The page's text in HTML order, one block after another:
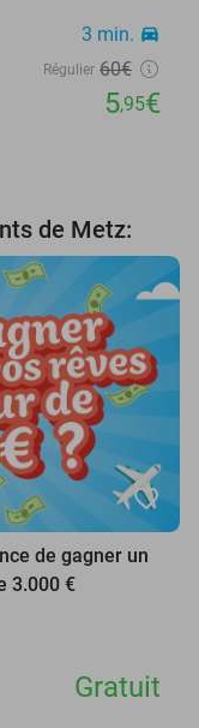
3 min. directions_car
Régulier 60€
5,95€
de Metz:
favorite_border
de gagner un
3.000 €
Gratuit